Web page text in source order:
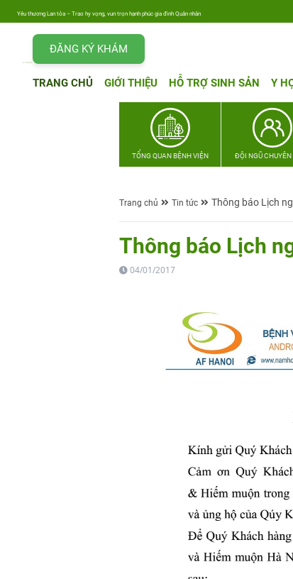
Yêu thương Lan tỏa – Trao hy vọng, vun trọn hạnh phúc gia đình Quân nhân
ĐĂNG KÝ KHÁM
TRANG CHỦ GIỚI THIỆU HỖ TRỢ SINH SẢN Y
TỔNG QUAN BỆNH VIỆN ĐỘI NGŨ
Trang chủ Tin tức Thông báo Lịch
Thông báo Lịch
04/01/2017